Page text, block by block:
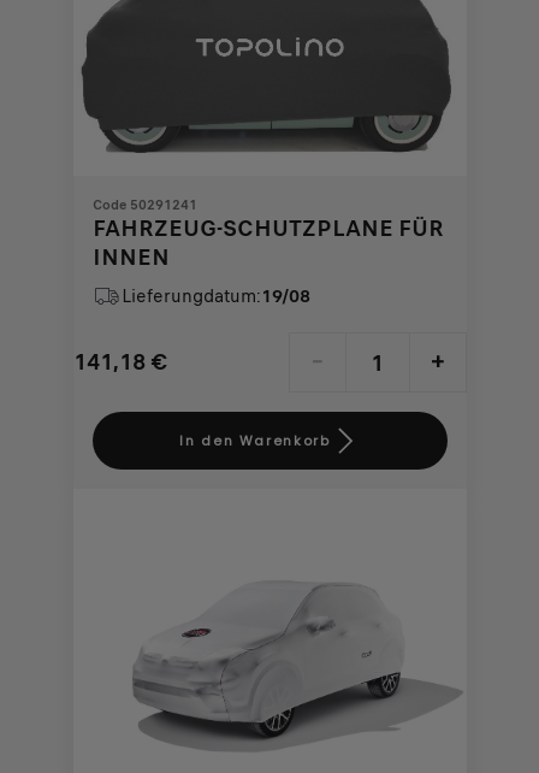
Code 50291241
FAHRZEUG-SCHUTZPLANE FÜR
INNEN
Lieferungdatum:19/08
141,18 €
Price
141,18
- +
Quantity
updated
In den Warenkorb